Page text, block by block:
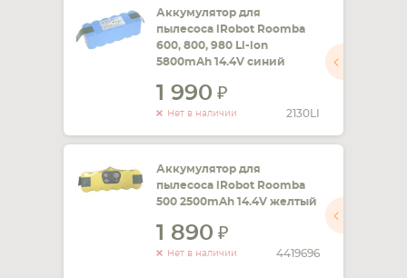
Аккумулятор для
пылесоса iRobot Roomba
600, 800, 980 Li-ion
5800mAh 14.4V синий
1 990
Нет в наличии 2130LI
Аккумулятор для
пылесоса iRobot Roomba
500 2500mAh 14.4V желтый
1 890
Нет в наличии 4419696